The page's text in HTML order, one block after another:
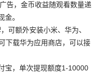
告，金币收益随观看数量递
。
可额外安装小米、华为、
下载华为应用商店，可以接
宝，单次提现额度1-10000